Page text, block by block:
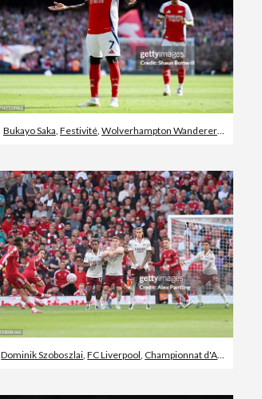
Bukayo Saka, Festivité, Wolverhampton Wanderers FC
Dominik Szoboszlai,FC Liverpool, Championnat d'Angleterre